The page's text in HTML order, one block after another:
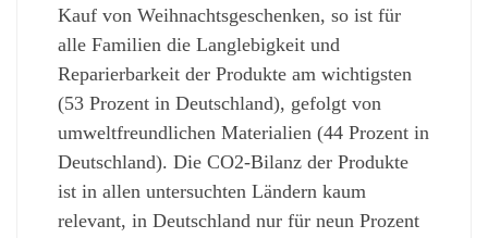
Kauf von Weihnachtsgeschenken, so ist für
alle Familien die Langlebigkeit und
Reparierbarkeit der Produkte am wichtigsten
(53 Prozent in Deutschland), gefolgt von
umweltfreundlichen Materialien (44 Prozent in
Deutschland). Die CO2-Bilanz der Produkte
ist in allen untersuchten Ländern kaum
relevant, in Deutschland nur für neun Prozent